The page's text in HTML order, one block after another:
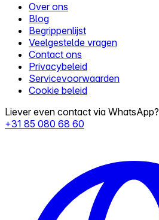
Over ons
Blog
Begrippenlijst
Veelgestelde vragen
Contact ons
Privacybeleid
Servicevoorwaarden
Cookie beleid
Liever even contact via WhatsApp?
+31 85 080 68 60